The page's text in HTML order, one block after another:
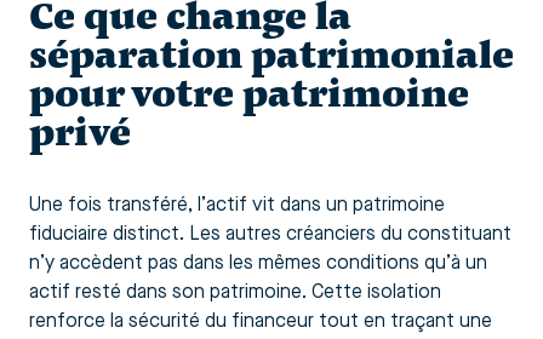
Ce que change la
séparation patrimoniale
pour votre patrimoine
privé
Une fois transféré, l’actif vit dans un patrimoine
fiduciaire distinct. Les autres créanciers du constituant
n’y accèdent pas dans les mêmes conditions qu’à un
actif resté dans son patrimoine. Cette isolation
renforce la sécurité du financeur tout en traçant une